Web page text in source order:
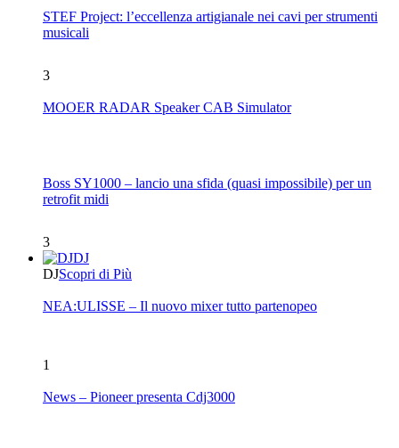
STEF Project: l’eccellenza artigianale nei cavi per strumenti
musicali
3
MOOER RADAR Speaker CAB Simulator
Boss SY1000 – lancio una sfida (quasi impossibile) per un
retrofit midi
3
DJ
DJScopri di Più
NEA:ULISSE – Il nuovo mixer tutto partenopeo
1
News – Pioneer presenta Cdj3000